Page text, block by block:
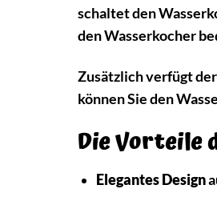
schaltet den
den Wasserkocher
Zusätzlich verfügt
können Sie den
Die Vorteile
Elegantes Design